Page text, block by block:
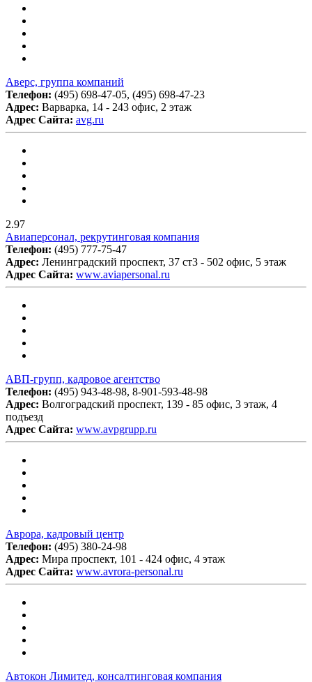
Аверс, группа компаний
Телефон: (495) 698-47-05, (495) 698-47-23
Адрес: Варварка, 14 - 243 офис, 2 этаж
Адрес Сайта: avg.ru
2.97
Авиаперсонал, рекрутинговая компания
Телефон: (495) 777-75-47
Адрес: Ленинградский проспект, 37 ст3 - 502 офис, 5 этаж
Адрес Сайта: www.aviapersonal.ru
АВП-групп, кадровое агентство
Телефон: (495) 943-48-98, 8-901-593-48-98
Адрес: Волгоградский проспект, 139 - 85 офис, 3 этаж, 4
подъезд
Адрес Сайта: www.avpgrupp.ru
Аврора, кадровый центр
Телефон: (495) 380-24-98
Адрес: Мира проспект, 101 - 424 офис, 4 этаж
Адрес Сайта: www.avrora-personal.ru
Автокон Лимитед, консалтинговая компания